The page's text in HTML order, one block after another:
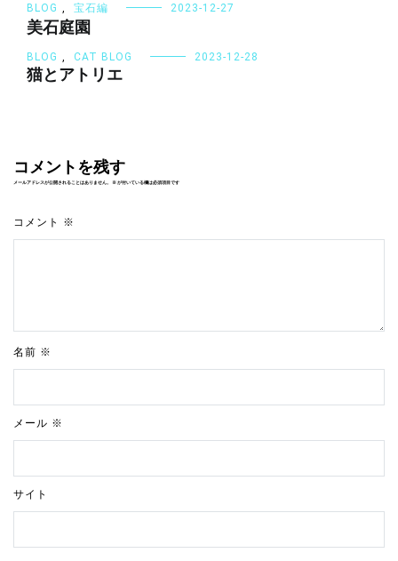
BLOG 宝石編 2023-12-27
美石庭園
BLOG CAT BLOG 2023-12-28
猫とアトリエ
コメントを残す
メールアドレスが公開されることはありません。 ※が付いている欄は必須項目です
コメント ※
名前 ※
メール ※
サイト